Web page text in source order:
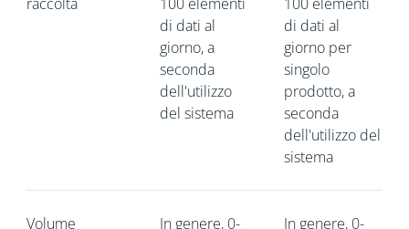
di dati al
giorno, a
seconda
dell'utilizzo
del sistema
di dati al
giorno per
singolo
prodotto, a
seconda
dell'utilizzo del
sistema
Volume
In genere, 0-
In genere, 0-